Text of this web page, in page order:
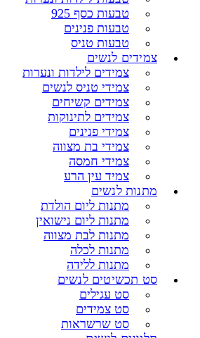
טבעות כסף 925
טבעות פנינים
טבעות טניס
צמידים לנשים
צמידים לילדות ונערות
צמידי טניס לנשים
צמידים קשיחים
צמידים לתינוקות
צמידי פנינים
צמידי בת מצווה
צמידי חמסה
צמיד עין הרע
מתנות לנשים
מתנות ליום הולדת
מתנות ליום נישואין
מתנות לבת מצווה
מתנות לכלה
מתנות ללידה
סט תכשיטים לנשים
סט עגילים
סט צמידים
סט שרשראות